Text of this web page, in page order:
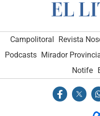
Campolitoral Revista
Podcasts Mirador
Notife